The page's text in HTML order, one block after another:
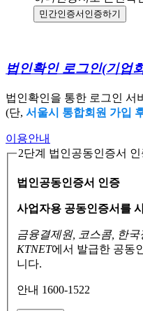
민간인증서 인증하기
법인확인 로그인(기업
법인확인을 통한 로그인 서
(단, 서울시 통합회원 가입
이용안내
2단계 법인공동인증서 인
법인공동인증서 인증
사업자용 공동인증서를
금융결제원, 코스콤, 한
KTNET에서 발급한 공동
니다.
안내 1600-1522